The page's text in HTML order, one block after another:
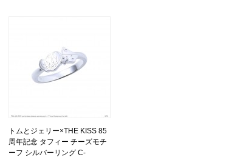
トムとジェリー×THE KISS 85
周年記念 タフィー チーズモチ
ーフ シルバーリング C-